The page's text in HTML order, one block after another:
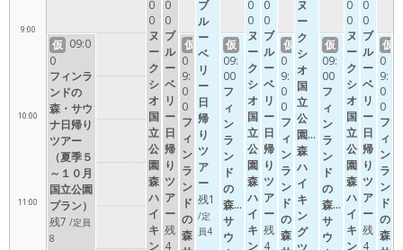
9:00
10:00
11:00
仮 09:0
0
フィンラ
ンドの
森・サウ
ナ日帰り
ツアー
（夏季５
～１０月
国立公園
プラン）
残7 /定員
8
0
0
ヌ
ー
ク
シ
オ
国
立
公
園・
森
ハ
イ
キ
ン
0
0
ブ
ル
ー
ベ
リ
ー
日
帰
り
ツ
ア
ー
残
4
仮
0
9:
0
0
フ
ィ
ン
ラ
ン
ド
の
森・
ブ
ル
ー
ベ
リ
ー
日
帰
り
ツ
ア
ー
残1
/定
員4
仮
09:
00
フ
ィ
ン
ラ
ン
ド
の
森・
サ
ウ
0
0
ヌ
ー
ク
シ
オ
国
立
公
園・
森
ハ
イ
キ
ン
0
0
ブ
ル
ー
ベ
リ
ー
日
帰
り
ツ
ア
ー
残
4
仮
0
9:
0
0
フ
ィ
ン
ラ
ン
ド
の
森・
ヌ
ー
ク
シ
オ
国
立
公
園・
森
ハ
イ
キ
ン
グ
仮
09:
00
フ
ィ
ン
ラ
ン
ド
の
森・
サ
ウ
0
0
ヌ
ー
ク
シ
オ
国
立
公
園・
森
ハ
イ
キ
ン
0
0
ブ
ル
ー
ベ
リ
ー
日
帰
り
ツ
ア
ー
残
4
仮
0
9:
0
0
フ
ィ
ン
ラ
ン
ド
の
森・